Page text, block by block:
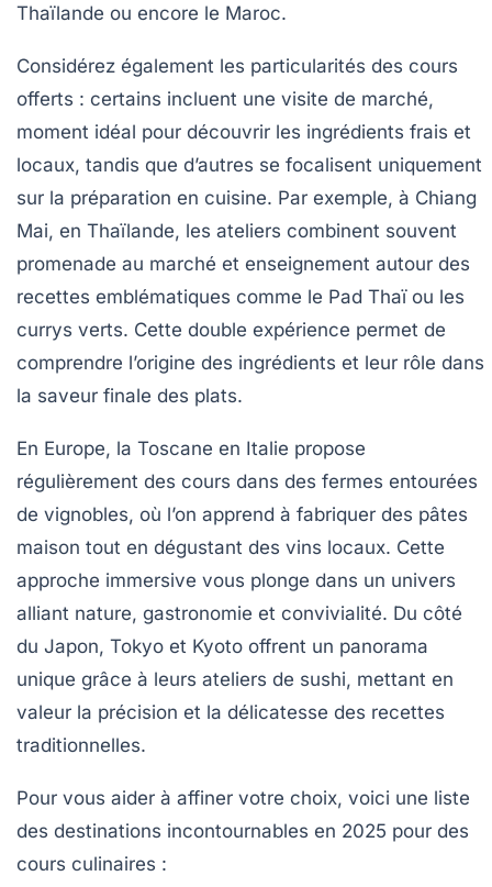
Thaïlande ou encore le Maroc.
Considérez également les particularités des cours
offerts : certains incluent une visite de marché,
moment idéal pour découvrir les ingrédients frais et
locaux, tandis que d’autres se focalisent uniquement
sur la préparation en cuisine. Par exemple, à Chiang
Mai, en Thaïlande, les ateliers combinent souvent
promenade au marché et enseignement autour des
recettes emblématiques comme le Pad Thaï ou les
currys verts. Cette double expérience permet de
comprendre l’origine des ingrédients et leur rôle dans
la saveur finale des plats.
En Europe, la Toscane en Italie propose
régulièrement des cours dans des fermes entourées
de vignobles, où l’on apprend à fabriquer des pâtes
maison tout en dégustant des vins locaux. Cette
approche immersive vous plonge dans un univers
alliant nature, gastronomie et convivialité. Du côté
du Japon, Tokyo et Kyoto offrent un panorama
unique grâce à leurs ateliers de sushi, mettant en
valeur la précision et la délicatesse des recettes
traditionnelles.
Pour vous aider à affiner votre choix, voici une liste
des destinations incontournables en 2025 pour des
cours culinaires :